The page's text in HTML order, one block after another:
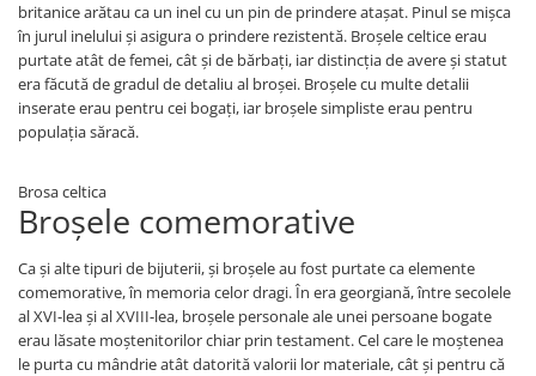
britanice arătau ca un inel cu un pin de prindere atașat. Pinul se mișca
în jurul inelului și asigura o prindere rezistentă. Broșele celtice erau
purtate atât de femei, cât și de bărbați, iar distincția de avere și statut
era făcută de gradul de detaliu al broșei. Broșele cu multe detalii
inserate erau pentru cei bogați, iar broșele simpliste erau pentru
populația săracă.
Brosa celtica
Broșele comemorative
Ca și alte tipuri de bijuterii, și broșele au fost purtate ca elemente
comemorative, în memoria celor dragi. În era georgiană, între secolele
al XVI-lea și al XVIII-lea, broșele personale ale unei persoane bogate
erau lăsate moștenitorilor chiar prin testament. Cel care le moștenea
le purta cu mândrie atât datorită valorii lor materiale, cât și pentru că